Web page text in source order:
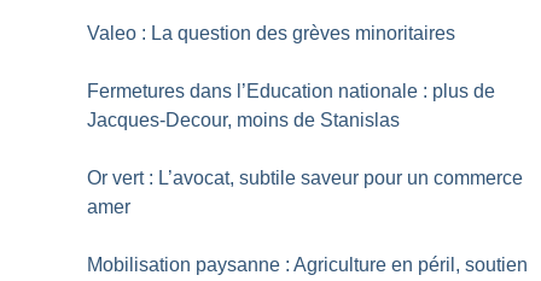
Valeo : La question des grèves minoritaires
Fermetures dans l’Education nationale : plus de
Jacques-Decour, moins de Stanislas
Or vert : L’avocat, subtile saveur pour un commerce
amer
Mobilisation paysanne : Agriculture en péril, soutien